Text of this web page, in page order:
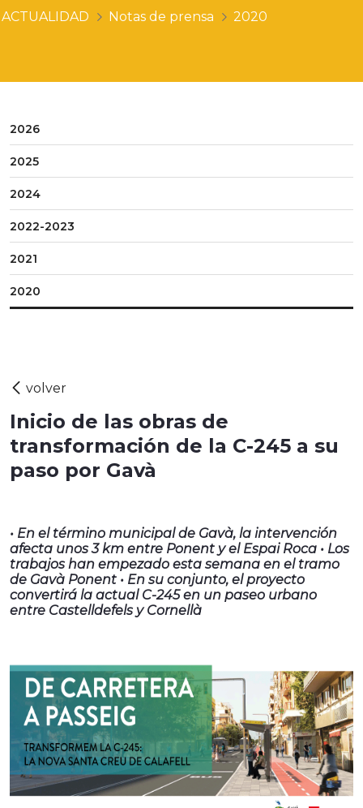
ACTUALIDAD Notas de prensa 2020
2026
2025
2024
2022-2023
2021
2020
Inicio de las obras de
transformación de la C-245 a su
paso por Gavà
• En el término municipal de Gavà, la intervención
afecta unos 3 km entre Ponent y el Espai Roca • Los
trabajos han empezado esta semana en el tramo
de Gavà Ponent • En su conjunto, el proyecto
convertirá la actual C-245 en un paseo urbano
entre Castelldefels y Cornellà